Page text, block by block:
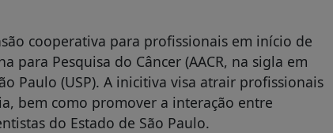
cooperativa para profissionais em início de
para Pesquisa do Câncer (AACR, na sigla em
Paulo (USP). A inicitiva visa atrair profissionais
bem como promover a interação entre
do Estado de São Paulo.